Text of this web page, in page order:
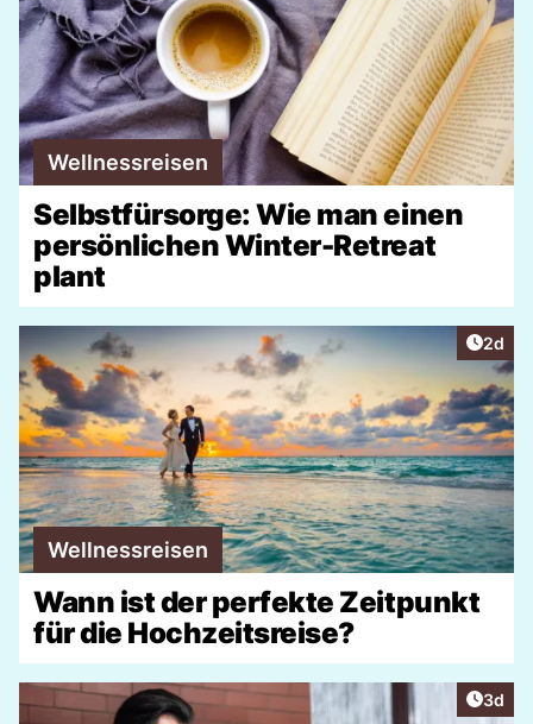
Wellnessreisen
Selbstfürsorge: Wie man einen
persönlichen Winter-Retreat
plant
2d
Wellnessreisen
Wann ist der perfekte Zeitpunkt
für die Hochzeitsreise?
3d